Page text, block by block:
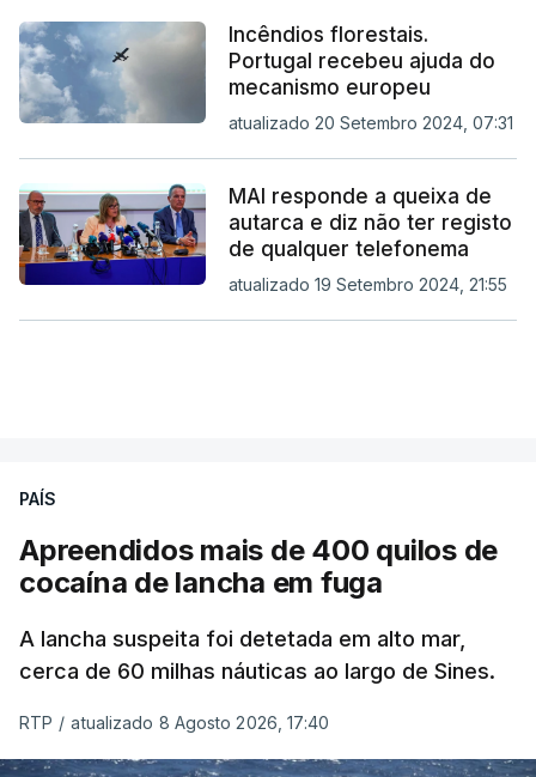
Incêndios florestais.
Portugal recebeu ajuda do
mecanismo europeu
atualizado 20 Setembro 2024, 07:31
MAI responde a queixa de
autarca e diz não ter registo
de qualquer telefonema
atualizado 19 Setembro 2024, 21:55
PAÍS
Apreendidos mais de 400 quilos de
cocaína de lancha em fuga
A lancha suspeita foi detetada em alto mar,
cerca de 60 milhas náuticas ao largo de Sines.
RTP / atualizado 8 Agosto 2026, 17:40